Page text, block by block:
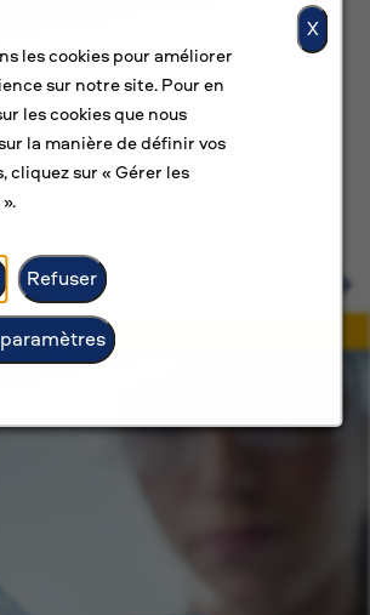
X
les cookies pour améliorer
sur notre site. Pour en
les cookies que nous
la manière de définir vos
cliquez sur « Gérer les
Refuser
engageons pour bien plus que de
sommes dédiés à des carrières